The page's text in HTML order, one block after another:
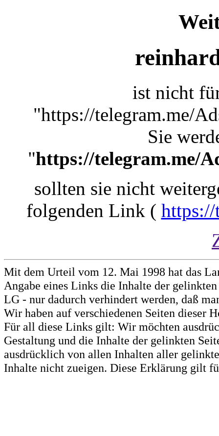
ist nicht
"https://telegram.me/
Sie
"https://telegram.me/
sollten sie nicht
folgenden Link (
Mit dem Urteil vom 12. Mai 1998 hat das
Angabe eines Links die Inhalte der
LG - nur dadurch verhindert werden, daß
Wir haben auf verschiedenen Seiten dieser
Für all diese Links gilt: Wir möchten
Gestaltung und die Inhalte der gelinkten
ausdrücklich von allen Inhalten aller
Inhalte nicht zueigen. Diese Erklärung gilt